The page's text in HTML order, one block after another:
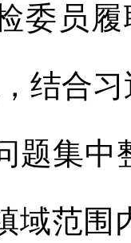
员履职
结合
题集中
域范围